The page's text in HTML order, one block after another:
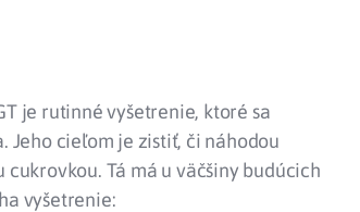
je rutinné vyšetrenie, ktoré sa
Jeho cieľom je zistiť, či náhodou
Tá má u väčšiny budúcich
vyšetrenie: